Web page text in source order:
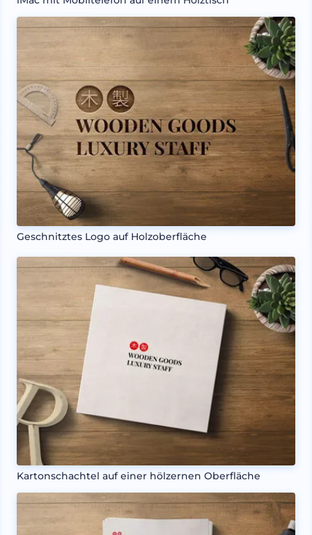
Geschnitztes Logo auf Holzoberfläche
Kartonschachtel auf einer hölzernen Oberfläche